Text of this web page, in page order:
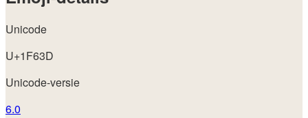
Unicode
U+1F63D
Unicode-versie
6.0